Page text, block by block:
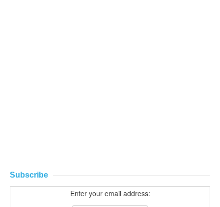
Subscribe
Enter your email address: